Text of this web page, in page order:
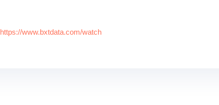
https://www.bxtdata.com/watch